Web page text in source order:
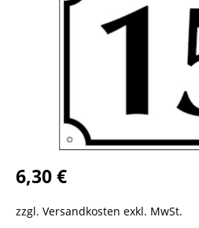
6,30 €
zzgl. Versandkosten exkl. MwSt.